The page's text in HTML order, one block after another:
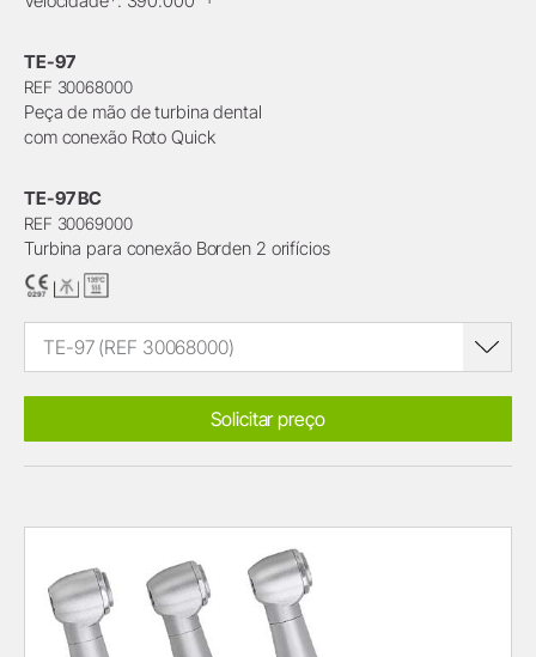
TE-97
REF 30068000
Peça de mão de turbina dental
com conexão Roto Quick
TE-97 BC
REF 30069000
Turbina para conexão Borden 2 orifícios
TE-97 (REF 30068000)
Solicitar preço